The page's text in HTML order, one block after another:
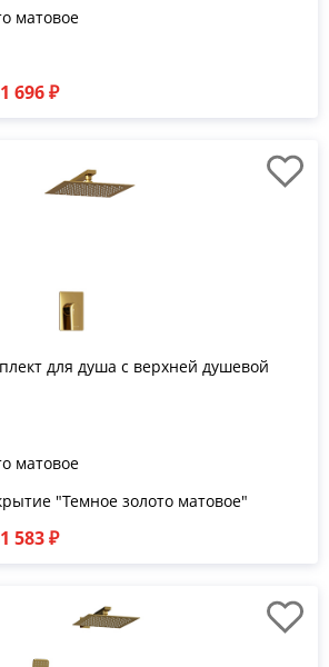
матовое
696 ₽
для душа с верхней душевой
матовое
"Темное золото матовое"
583 ₽